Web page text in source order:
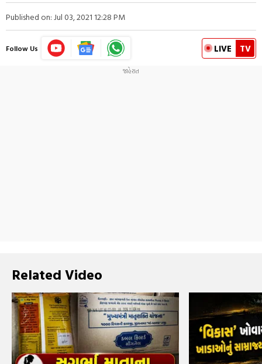
Published on: Jul 03, 2021 12:28 PM
Follow Us LIVE TV
Related Video